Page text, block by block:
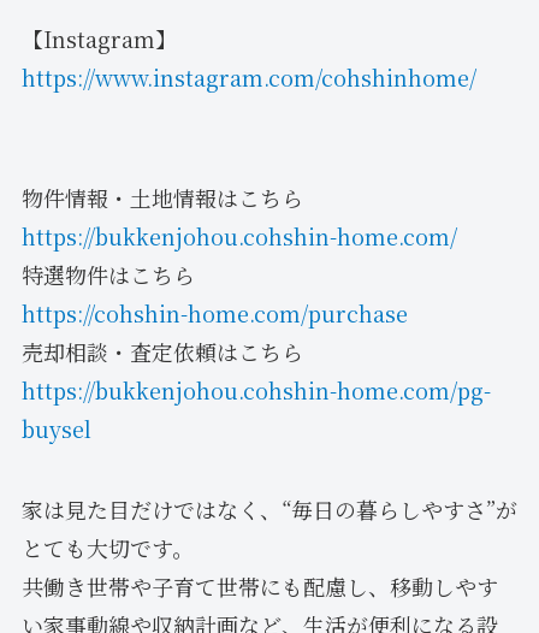
【Instagram】
https://www.instagram.com/cohshinhome/
物件情報・土地情報はこちら
https://bukkenjohou.cohshin-home.com/
特選物件はこちら
https://cohshin-home.com/purchase
売却相談・査定依頼はこちら
https://bukkenjohou.cohshin-home.com/pg-
buysel
家は見た目だけではなく、“毎日の暮らしやすさ”が
とても大切です。
共働き世帯や子育て世帯にも配慮し、移動しやす
い家事動線や収納計画など、生活が便利になる設